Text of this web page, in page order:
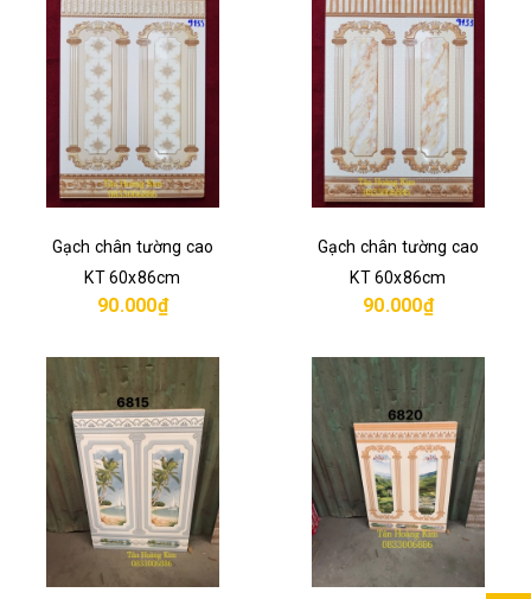
Gạch chân tường cao
KT 60x86cm
90.000₫
Gạch chân tường cao
KT 60x86cm
90.000₫